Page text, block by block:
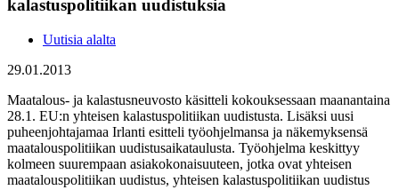
kalastuspolitiikan uudistuksia
Uutisia alalta
29.01.2013
Maatalous- ja kalastusneuvosto käsitteli kokouksessaan maanantaina
28.1. EU:n yhteisen kalastuspolitiikan uudistusta. Lisäksi uusi
puheenjohtajamaa Irlanti esitteli työohjelmansa ja näkemyksensä
maatalouspolitiikan uudistusaikataulusta. Työohjelma keskittyy
kolmeen suurempaan asiakokonaisuuteen, jotka ovat yhteisen
maatalouspolitiikan uudistus, yhteisen kalastuspolitiikan uudistus